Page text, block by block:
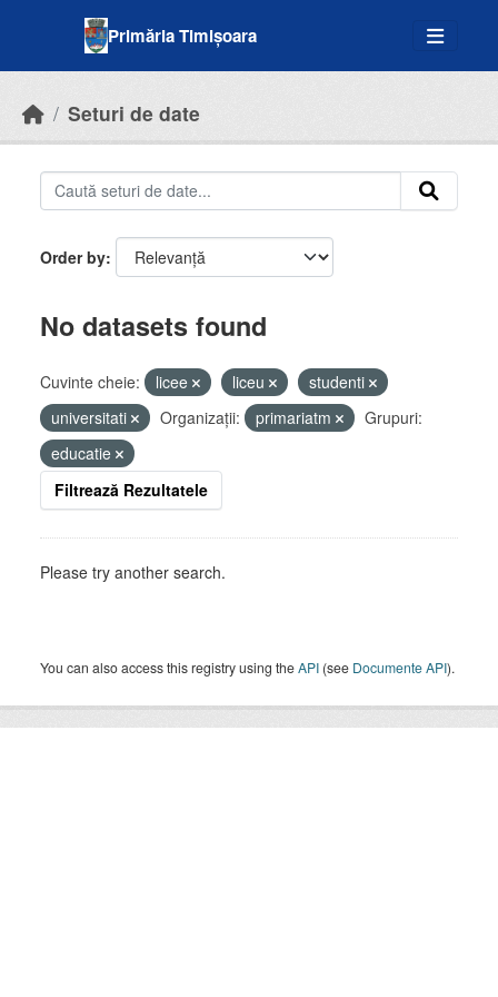
Primăria Timișoara
Seturi de date
Order by
No datasets found
Cuvinte cheie: licee liceu
studenti
universitati
Organizații: primariatm
Grupuri:
educatie
Filtrează Rezultatele
Please try another search.
You can also access this registry using theAPI (see Documente API).